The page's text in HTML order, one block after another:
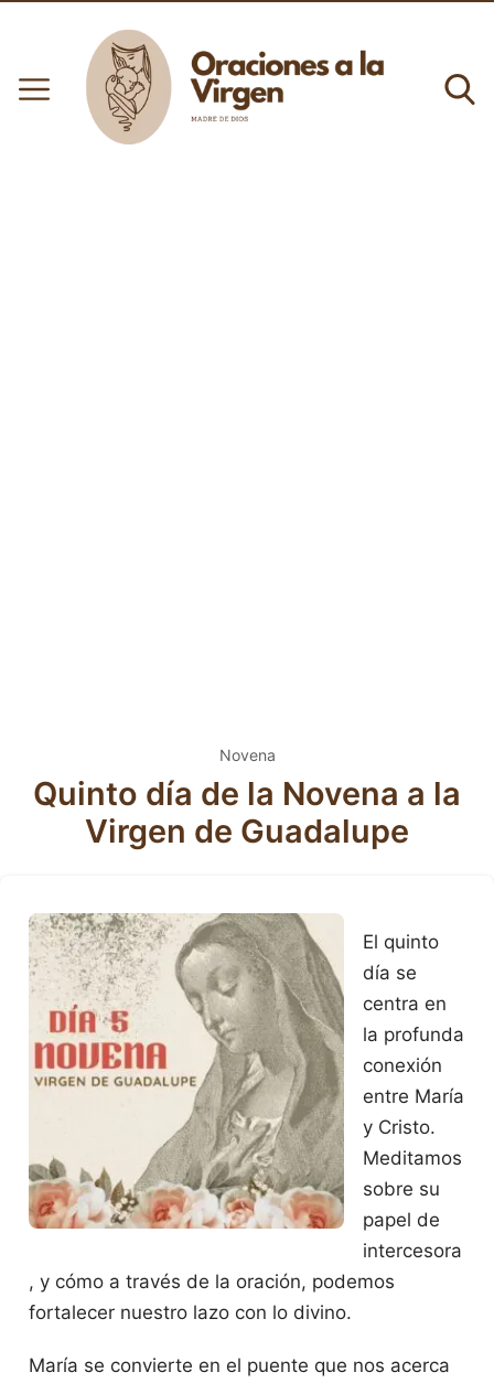
Novena
Quinto día de la Novena a la
Virgen de Guadalupe
El quinto
día se
centra en
la profunda
conexión
entre María
y Cristo.
Meditamos
sobre su
papel de
intercesora
, y cómo a través de la oración, podemos
fortalecer nuestro lazo con lo divino.
María se convierte en el puente que nos acerca